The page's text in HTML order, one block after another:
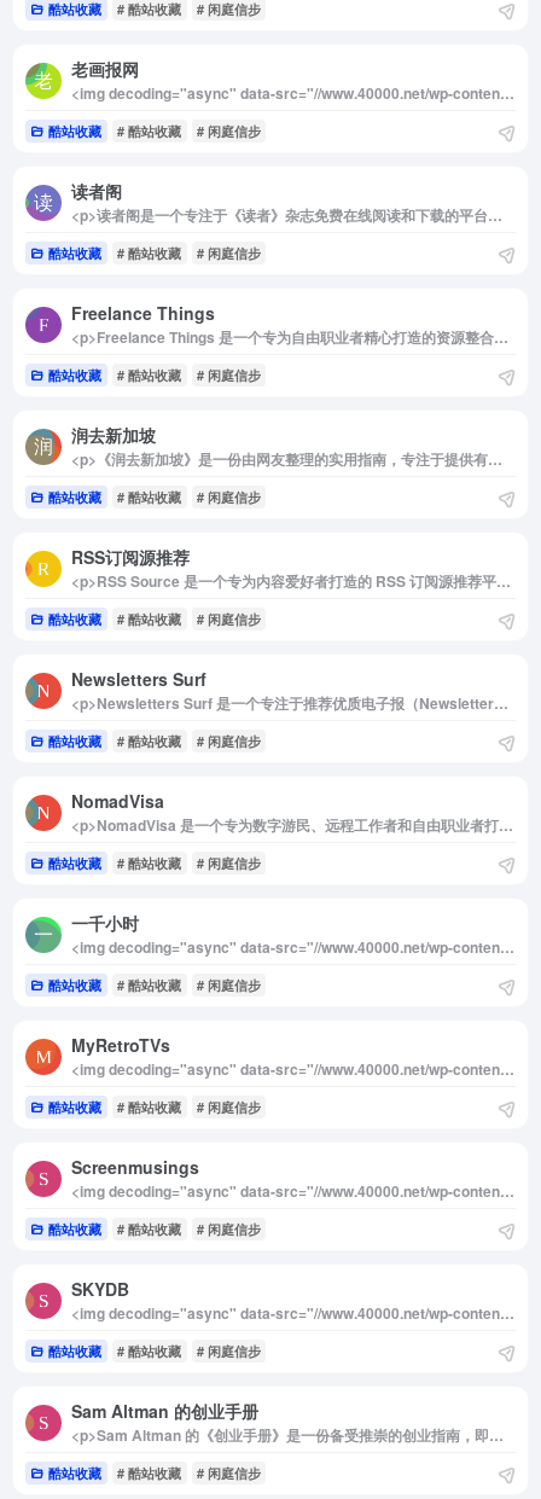
酷站收藏 # 酷站收藏 # 闲庭信步
老画报网
<img decoding="async" data-src="//www.40000.net/wp-content/uploads/2024/12/20241215075401-675e8b1972537.webp" src="https://www.40000.net/wp-content/themes/onenav/images/t.png" alt="老画报网"><p>老画报网是一个以公益为宗旨的在线连环画和小人书资源大全网站，专注于收藏与展示上世纪七八十年代的中国画报和连环画艺术精品。网站致力于传承和弘扬传统文化，通过高清图片形式，生动地再现了那个年代的经典艺术魅力。</p><p>该网站种类丰富，涵盖了各类连环画作品，并且展示了许多知名艺术家的经典之作。其中尤为突出的是《连环画报》，这本中国最具影响力的画报自1951年创刊以来，已历经70余年的发展，成为了中国艺术和文化的重要见证。</p><p>老画报网界面干净简洁，使用体验友好，全凭热爱与热心支持运营。不论是怀旧爱好者，还是对中国传统艺术感兴趣的年轻人，都能在这里找到文化与艺术的共鸣。</p>
酷站收藏 # 酷站收藏 # 闲庭信步
读者阁
<p>读者阁是一个专注于《读者》杂志免费在线阅读和下载的平台，为广大读者爱好者提供了便捷的资源获取渠道。网站提供《读者》杂志的 PDF 电子版，可供用户在线阅读或免费下载，帮助喜爱《读者》的朋友轻松享受这一经典杂志的优质内容。</p><p>无需注册或登录，用户只需打开网站即可直接访问所需资源，体现了平台以用户体验为核心的设计理念。读者阁始终秉承“用爱发电”的初衷，不断更新《读者》杂志的最新信息和往期资源，致力于为广大读者打造一个知识分享与文化传播的开放空间。</p><p>所有资源均通过 Alist 网盘进行分享，提供了高效且稳定的下载体验。无论是想随时随地在线阅读，还是保存电子版以便离线查阅，读者阁都能满足不同用户的需求。作为一个免费公益性平台，读者阁为传播优质文化内容贡献了自己的力量，是《读者》爱好者不可错过的宝贵资源库。</p><img decoding="async" data-src="//www.40000.net/wp-content/uploads/2024/12/20241215075405-675e8b1d19a23.webp" src="https://www.40000.net/wp-content/themes/onenav/images/t.png" alt="读者阁">
酷站收藏 # 酷站收藏 # 闲庭信步
Freelance Things
<p>Freelance Things 是一个专为自由职业者精心打造的资源整合平台，致力于为踏上自由职业之旅的人们提供全面而实用的支持。在成为自由职业者的过程中，你可能会感到迷茫和不安，因为这往往意味着从零开始重新塑造自己的职业生涯，而 Freelance Things 则为这一充满挑战的旅程提供了坚实的助力。</p><p>该平台汇集了一系列专为自由职业者设计的高价值资源，包括实用的文章、启发思维的书籍、灵感丰富的播客、经验分享的社区，以及提升工作效率的各种工具。无论你是刚起步的新手，还是希望进一步发展的经验丰富者，Freelance Things 都能为你提供切实可行的建议和策略，帮助你在竞争激烈的自由职业市场中找到属于自己的位置。</p><p>通过这些资源，用户可以学习如何有效管理时间、寻找客户、建立个人品牌，以及应对自由职业中的不确定性。这些知识和工具不仅能让自由职业的过渡过程更加平稳，也能帮助你在新的职业道路上更快地迈向成功。Freelance Things 是每位自由职业者都值得关注的宝贵资源库，是助你成长和发展的可靠伙伴。</p><img decoding="async" data-src="//www.40000.net/wp-content/uploads/2024/12/20241215075408-675e8b20a1fc0.webp" src="https://www.40000.net/wp-content/themes/onenav/images/t.png" alt="Freelance Things">
酷站收藏 # 酷站收藏 # 闲庭信步
润去新加坡
<p>《润去新加坡》是一份由网友整理的实用指南，专注于提供有关移居新加坡的注意事项和详细建议。这份指南涵盖了从准备工作到日常生活的多个方面，包括移居前的规划、教育选择、身份办理、住房及居住环境、生活成本与便利性，以及摄影爱好者特别关注的无人机使用等内容。</p><p>新加坡作为一个多元文化的发达国家，拥有独特的优势。例如，社会治安良好，全年气候温暖稳定，适合家庭育儿，生活便利且效率高。这些特点使得新加坡成为许多人考虑移居的理想选择。然而，这里也有其局限性，比如国土面积小、经济抗风险能力较低，以及相对单调的生活节奏等，这些都可能成为潜在的适应挑战。</p><p>这份指南强调，无论是换工作还是移居到另一个国家，都会面临利弊权衡。新加坡并非完美，但其独特的优点足以吸引许多人前往发展。对于有兴趣移居新加坡的人，这份教程提供了详尽的信息和实用建议，是了解和规划移居生活的宝贵参考。</p><img decoding="async" data-src="//www.40000.net/wp-content/uploads/2024/12/20241215075411-675e8b23b8117.webp" src="https://www.40000.net/wp-content/themes/onenav/images/t.png" alt="润去新加坡">
酷站收藏 # 酷站收藏 # 闲庭信步
RSS订阅源推荐
<p>RSS Source 是一个专为内容爱好者打造的 RSS 订阅源推荐平台，集结了来自多个领域的高质量 RSS 订阅资源。无论你关注科技动态、技术文章、产品资讯，还是商业趋势、设计灵感、播客内容和 ACG 文化，这个平台都能满足你的需求，助你轻松构建一个个性化的内容阅读世界。</p><p><strong>核心功能与亮点</strong></p><p>多领域覆盖</p><p>平台汇集了海量 RSS 订阅源，涵盖 科技、技术、产品、商业、设计、播客、ACG 等多个主题领域。无论你是追求行业前沿信息，还是寻找兴趣社区动态，RSS Source 都能帮你快速定位优质资源。<br>灵活筛选方式</p><p>支持按 类别（例如科技、设计、播客等）和 语言（如英文、中文、日文等）进行筛选，帮助你更快速地找到适合自己阅读习惯的订阅源。<br>一键获取订阅链接</p><p>每个推荐的订阅源都清晰标注了 RSS 地址，用户只需 复制链接，即可将其添加到支持 RSS 的服务或工具中，简单方便。<br>兼容多种阅读工具</p><p>无论你使用 Feedly、Inoreader 等在线聚合订阅服务，还是偏好 Reeder 等本地 RSS 阅读软件，RSS Source 提供的订阅链接都能完美兼容，快速上手。<br>使用指南<br>浏览订阅资源</p><p>登录 RSS Source 网站，浏览不同主题的订阅源，根据自己的兴趣挑选心仪的内容。<br>复制订阅地址</p><p>找到感兴趣的订阅源后，复制对应的 RSS 地址。<br>添加到阅读工具</p><p>将复制的 RSS 地址粘贴到你使用的 RSS 阅读器（如 Feedly、Inoreader、Reeder 等）中，即可开始订阅和阅读。<br>探索更多优质内容</p><p>持续关注 RSS Source 定期更新的资源库，发现更多优质内容，优化你的订阅体验。<br>适用场景<br>知识获取：订阅科技、技术等专业内容，快速掌握行业趋势。<br>兴趣延伸：关注 ACG、设计等主题，获取更多创意灵感。<br>商业洞察：订阅商业资讯，助你捕捉市场动向和最新机会。<br>播客爱好者：集中管理和追踪播客更新，轻松追随热门节目。<br>为什么选择 RSS Source？<br>在信息过载的时代，RSS 是一种高效且聚焦的阅读方式。而 RSS Source 通过系统化的整理和推荐，帮助用户节省了寻找优质订阅源的时间，提供了一个探索高质量内容的起点。对于想要提升阅读效率、构建个性化内容库的用户来说，这无疑是一个不可错过的工具。</p><p>无论你是初次接触 RSS 的小白，还是有丰富经验的老手，RSS Source 都能为你的阅读体验带来全新可能。快去试试，为你的知识探索之旅开启更多可能性吧！</p><img decoding="async" data-src="//www.40000.net/wp-content/uploads/2024/12/20241215075415-675e8b2725025.webp" src="https://www.40000.net/wp-content/themes/onenav/images/t.png" alt="RSS订阅源推荐">
酷站收藏 # 酷站收藏 # 闲庭信步
Newsletters Surf
<p>Newsletters Surf 是一个专注于推荐优质电子报（Newsletter）的英文网站，旨在帮助用户快速找到自己感兴趣的主题资讯。通过汇聚来自各行各业的精选内容，平台为用户提供一站式订阅服务，帮助他们轻松获取最新的行业动态和趋势分析。无论你是寻找专业领域的深度解读，还是日常轻松阅读的优质资源，这里都能满足你的需求。</p><p>平台特色</p><p>多行业与多主题覆盖</p><p>Newsletters Surf 汇集了来自多个行业和主题的电子报，无论你是科技爱好者、金融分析师，还是文化、艺术爱好者，都能找到匹配兴趣的内容。常见领域包括：</p><p>科技与创新<br>商业与金融<br>健康与生活方式<br>艺术与文化<br>教育与职业发展<br>环保与社会公益<br>热门趋势一目了然<br>平台实时更新最受欢迎的电子报，并提供以下浏览选项：</p><p>今日热点：了解当天备受关注的热门内容。<br>一周回顾：查看过去七天中最受欢迎的趋势，捕捉关键资讯。<br>便捷订阅功能<br>用户无需切换多个网站，只需通过 Newsletters Surf 即可直接订阅感兴趣的电子报。一次操作即可轻松开启个性化内容推送。</p><p>智能推荐系统</p><p>平台根据用户的浏览和订阅行为，智能推荐可能感兴趣的电子报内容，帮助用户发现更多优质资源。</p><p>简洁的用户体验</p><p>网站界面设计直观，支持多种筛选和排序方式，让用户能够快速定位感兴趣的主题并订阅。</p><p>使用场景</p><p>专业人士获取行业资讯<br>想要紧跟行业动态的专业人士可以通过 Newsletters Surf 订阅权威电子报，例如科技领域的最新技术报告、商业金融的市场分析等。</p><p>个人兴趣探索</p><p>对某些主题感兴趣的个人用户，可以通过平台找到相关领域的精品内容，例如艺术评论、健康生活建议等。</p><p>创业者和营销人员灵感来源</p><p>创业者和营销人员可以通过订阅领域趋势类电子报，洞察市场需求和消费者心理，找到灵感和商机。</p><p>学生与研究者的学习工具</p><p>学生和学术研究者可以通过订阅专业领域的电子报，扩展知识面，获取深度分析，为学习与研究提供支持。</p><p>未来展望</p><p>Newsletters Surf 致力于为全球用户打造一个更高效、更全面的资讯获取平台，并计划在以下方面进行改进：</p><p>多语言支持：引入其他语言版本，覆盖更广泛的国际用户群体。<br>分类优化与搜索功能升级：通过更细化的分类与更强大的搜索功能，让用户更快速地找到精准内容。<br>社区互动功能：新增用户评论与评分系统，帮助他人挑选优质电子报。<br>个性化订阅管理工具：为用户提供订阅管理界面，方便随时增删订阅或调整接收频率。</p><p>总结</p><p>Newsletters Surf 是一款极具价值的资讯发现工具，不仅帮助用户高效获取优质内容，还提供便捷的订阅服务。它让用户能够在信息繁杂的时代找到真正感兴趣、对生活和工作有帮助的内容，是学习、职业发展和兴趣培养的不二之选。如果你正在寻找值得订阅的优质电子报，Newsletters Surf 会是你的最佳伙伴。</p><img decoding="async" data-src="//www.40000.net/wp-content/uploads/2024/12/20241215075418-675e8b2a6ced5.webp" src="https://www.40000.net/wp-content/themes/onenav/images/t.png" alt="Newsletters Surf">
酷站收藏 # 酷站收藏 # 闲庭信步
NomadVisa
<p>NomadVisa 是一个专为数字游民、远程工作者和自由职业者打造的全球数字游民签证信息汇总网站。如果你渴望在享受自由职业或远程工作的同时环游世界，这个平台将是你的理想助手。NomadVisa 提供全面、最新的数字游民签证资源，帮助你轻松找到适合自己的签证选项，助力无国界工作生活方式的实现。</p><p>平台内容覆盖广泛，可根据目标国家进行个性化筛选，快速找到所需的签证信息。无论你计划前往欧洲、亚洲还是美洲，都能获得关于签证费用、有效期限、申请要求等的准确详情。此外，网站支持订阅更新服务，让用户实时掌握全球签证政策的最新动态，不错过任何机会。</p><p>NomadVisa 的使命是简化跨国工作和生活的复杂流程，为追求自由与冒险的全球游民提供便捷工具。无论你是刚开始规划全球化职业生涯的新手，还是经验丰富的国际远程工作者，NomadVisa 都能成为你可靠的信息资源和指南，让你的环球之旅更轻松、更有方向感。</p><img decoding="async" data-src="//www.40000.net/wp-content/uploads/2024/12/20241215075421-675e8b2dac499.webp" src="https://www.40000.net/wp-content/themes/onenav/images/t.png" alt="NomadVisa">
酷站收藏 # 酷站收藏 # 闲庭信步
一千小时
<img decoding="async" data-src="//www.40000.net/wp-content/uploads/2024/12/20241215075424-675e8b300911c.webp" src="https://www.40000.net/wp-content/themes/onenav/images/t.png" alt="一千小时"><p>一千小时是李笑来的一本开源书籍，曾通过他的官方网站和各种平台发布，后来有网友整理并上传了该书的 PDF 和 EPUB 格式电子书版本，提供了通过夸克网盘等途径下载。李笑来在书中提出，通过1000个小时的专注和努力，任何技能都可以掌握。他强调，真正的努力并非简单的辛苦，而是通过短时间内的高频重复和持续投入，逐渐积累出深厚的能力和经验。</p><p>李笑来通过这本书分享了他对于专注、时间管理和技能培养的独到见解，强调“努力”并非一味的辛苦，而是高效且有针对性地进行大量重复练习。他认为，无论是学业、事业还是兴趣爱好，通过将注意力集中在某一项技能上，坚持1000小时的时间，你就能获得显著的进步和突破。</p><p>该书的核心思想是时间和专注力的力量，倡导用足够的时间和专注去反复练习，从而获得任何技能的掌握。对于那些希望提升自我、强化某项技能的人来说，这本书提供了一个清晰的路径，帮助读者理解如何将时间投入到有价值的事情上，最终实现个人的成长和进步。</p><p><strong>特色功能</strong></p><p>你能想到的，只要是对学习有帮助的功能，我们都实现了。</p><p>音频可视化跟读：导入的音频，我们会进行解析，提供可视化跟读</p><p>视频可视化跟读：既然音频可以跟读，视频当然也可以</p><p>文章阅读：导入各类外语文章，进行解析阅读</p><p>AI 自然对话：最称职的人工智能外语陪练</p><p>重温笔记：学习遇到难点？先添加笔记，再巩固复习</p><p>词典助记：学习遇到生词？添加到生词本，再巩固复习</p><p>社区竞赛：每日、每周、每月都有人跟你一起学习进步</p>
酷站收藏 # 酷站收藏 # 闲庭信步
MyRetroTVs
<img decoding="async" data-src="//www.40000.net/wp-content/uploads/2024/12/20241215075427-675e8b3341f98.webp" src="https://www.40000.net/wp-content/themes/onenav/images/t.png" alt="MyRetroTVs"><p>MyRetroTVs 是一个在线复古电视模拟器，旨在带领用户回到1950至2000年代的经典电视时代。该平台收录了各类经典电视节目，包括卡通、喜剧、戏剧、电影、音乐、新闻、肥皂剧、体育赛事、脱口秀等多种类型。用户只需点击页面上的任何一台虚拟电视机，即可浏览当时的电视频道，感受过去几十年间的电视文化与怀旧氛围。</p><p>通过 MyRetroTVs，您可以轻松访问那些曾经在荧屏上熠熠生辉的节目，无论是小时候观看的卡通，还是经典的晚间新闻和体育赛事。每一台虚拟电视都呈现了不同时期的画面风格，让您感受到那个时代特有的电视效果和视觉体验。</p><p>对于喜欢怀旧、想要重温过去电视黄金时代的观众来说，MyRetroTVs 是一个不可多得的数字时光机，它为您提供了一个沉浸式的回忆之旅，既能感受经典节目的魅力，又能发现过去电视文化的独特魅力。</p>
酷站收藏 # 酷站收藏 # 闲庭信步
Screenmusings
<img decoding="async" data-src="//www.40000.net/wp-content/uploads/2024/12/20241215075430-675e8b36b6418.webp" src="https://www.40000.net/wp-content/themes/onenav/images/t.png" alt="Screenmusings"><p>Screenmusings 是一个高质量的在线电影截图和电影色彩数据库网站，由一位名为 Sheriden 的热爱电影的创作者打造。这个网站最初是作为一个粉丝网站起步，随后逐步发展为结合作者对色彩、电影、编码、简约设计和数据研究热情的综合平台，为电影爱好者和创意工作者提供了丰富的资源。</p><p>网站目前收录了约 300 部电影的高清屏幕截图，所有截图均由 Sheriden 手动捕捉，主要使用了经过修改的 VirtualDub、AviSynth 和免费的剪贴板管理工具。网站截图以其清晰度和构图而闻名，是研究电影视觉语言的重要参考。</p><p>更值得关注的是其独特的电影色彩数据库，专注于分析电影中的色彩运用。这个数据库包含约 20000 张来自 192 部电影的截图，所有截图都经过分类和标记，用户可以按照主要色彩对这些截图进行排序。这一功能不仅便于研究电影中色彩与情绪的关系，还能为设计师、电影研究者和创意人士提供丰富的灵感来源。</p><p>无论是探索电影的视觉美学，还是挖掘色彩对叙事的影响，Screenmusings 都是一个不可多得的资源库，也是对电影艺术深刻热爱和理解的体现。</p>
酷站收藏 # 酷站收藏 # 闲庭信步
SKYDB
<img decoding="async" data-src="//www.40000.net/wp-content/uploads/2024/12/20241215075434-675e8b3a567d0.webp" src="https://www.40000.net/wp-content/themes/onenav/images/t.png" alt="SKYDB"><p>SKYDB 是一个集权威性与丰富性于一体的全球摩天大楼和高层建筑数据库，尤其适合建筑爱好者、专业研究者和城市规划人员使用。该平台囊括了超过20万座来自全球1万多个城市的高层建筑信息，并以精准、详尽的数据而闻名。用户可以轻松通过国家、城市或建筑名称进行检索，同时利用强大的排序和比较功能深入探索建筑设计与城市发展趋势。SKYDB 不仅提供详尽的高度、位置、年份、状态等信息，还设有丰富的榜单和庞大的媒体资料库，让用户能够全面了解摩天大楼的技术与文化内涵，是高层建筑领域的首选工具。</p><p>详细介绍：</p><p>SKYDB 是全球领先的摩天大楼和高层建筑信息数据库，为用户提供广泛的建筑数据与多维度的探索方式。其数据库覆盖了全球1万多个城市中的20万多座高层建筑，每一座建筑都包含详细的数据记录，包括高度、位置、建造年份、建筑状态和高清图片。用户可以利用平台的搜索功能，按国家、城市、建筑物名称等分类精准定位目标建筑。此外，SKYDB 还支持数据排序、对比和分享，方便用户进行深入研究或项目展示。</p><p>平台还制定了国际通用的高层建筑测量标准，以确保数据的权威性与一致性，同时维护着全球最高摩天大楼榜单、世界前1000摩天大楼等权威排名。SKYDB 独有的媒体档案库收录了超过100万份文件，其中包括技术图纸、示意图和建筑照片等，提供了全方位的资料支持。</p><p>为实现数据的高效管理与共享，SKYDB 实施了统一的数据标准，使用户在编辑、对比和交换数据时保持一致性和自动化处理能力。这种专业而精确的管理方式，不仅满足了建筑行业的需求，也为学术研究、城市发展分析等提供了重要参考，是探索全球高层建筑的绝佳工具。</p>
酷站收藏 # 酷站收藏 # 闲庭信步
Sam Altman 的创业手册
<p>Sam Altman 的《创业手册》是一份备受推崇的创业指南，即使经过多年，仍然能够为早期创业者提供深刻的洞察和指导。这本手册不仅总结了创业的核心理念，还涵盖了多个关键领域，是每位创业者在规划和发展过程中不可多得的参考资源。无论是构思商业创意，还是应对融资挑战，这本手册都能提供宝贵的思路。</p><p>详细介绍：</p><p>《创业手册》由 Sam Altman 于 2015 年撰写，是对其个人经验与 Y Combinator（YC）创业加速器理念的凝练总结。尽管这本手册主要聚焦于早期创业阶段的理论框架，但其核心观点依然充满前瞻性。内容围绕创业的多个关键环节展开，包括创意的来源、团队的组建、产品的打造、执行策略的制定、竞争环境的分析、盈利模式的探索以及融资的操作思路等。</p><p>这份手册并未提供具体的操作指南，而是注重启发创业者思考，以便从更宏观的角度理解创业的本质。通过阅读，创业者不仅可以学习到关于如何构建和发展企业的经典理论，还能够获得在面对复杂商业环境时所需的战略眼光。多年来，这本手册已被视为创业领域的经典之作，对于初创公司创始人和希望深入了解创业世界的读者而言极具价值。</p><img decoding="async" data-src="//www.40000.net/wp-content/uploads/2024/12/20241215075438-675e8b3e30128.webp" src="https://www.40000.net/wp-content/themes/onenav/images/t.png" alt="Sam Altman 的创业手册">
酷站收藏 # 酷站收藏 # 闲庭信步